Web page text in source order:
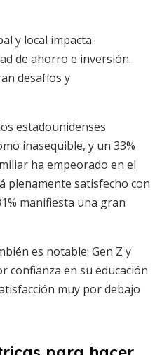
y local impacta
de ahorro e inversión.
desafíos y
estadounidenses
inasequible, y un 33%
ha empeorado en el
plenamente satisfecho con
manifiesta una gran
es notable: Gen Z y
confianza en su educación
muy por debajo